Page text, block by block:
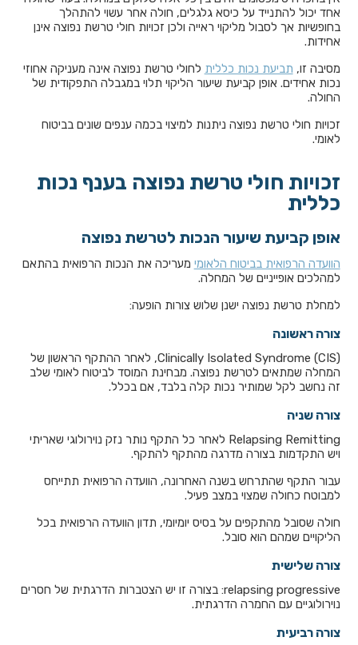
אחד יכול להתנייד על כיסא גלגלים, חולה אחר עשוי להתהלך
בחופשיות אך לסבול מליקוי ראייה ולכן זכויות חולי טרשת נפוצה אינן
אחידות.
מסיבה זו, תביעת נכות כללית לחולי טרשת נפוצה אינה מעניקה אחוזי
נכות אחידים. אופן קביעת שיעור הליקוי תלוי במגבלה התפקודית של
החולה.
זכויות חולי טרשת נפוצה ניתנות למיצוי בכמה ענפים שונים בביטוח
לאומי.
זכויות חולי טרשת נפוצה בענף נכות
כללית
אופן קביעת שיעור הנכות לטרשת נפוצה
הוועדה הרפואית בביטוח הלאומי מעריכה את הנכות הרפואית בהתאם
למהלכים אופייניים של המחלה.
למחלת טרשת נפוצה ישנן שלוש צורות הופעה:
צורה ראשונה
Clinically Isolated Syndrome (CIS), לאחר ההתקף הראשון של
המחלה שמתאים לטרשת נפוצה. מבחינת המוסד לביטוח לאומי שלב
זה נחשב לקל שמותיר נכות קלה בלבד, אם בכלל.
צורה שניה
Relapsing Remitting לאחר כל התקף נותר נזק נוירולוגי שאריתי
ויש התקדמות בצורה מדרגה מהתקף להתקף.
עבור התקף שהתרחש בשנה האחרונה, הוועדה הרפואית תתייחס
למבוטח כחולה שמצוי במצב פעיל.
חולה שסובל מהתקפים על בסיס יומיומי, תדון הוועדה הרפואית בכל
הליקויים שמהם הוא סובל.
צורה שלישית
relapsing progressive: בצורה זו יש הצטברות הדרגתית של חסרים
נוירולוגיים עם החמרה הדרגתית.
צורה רביעית